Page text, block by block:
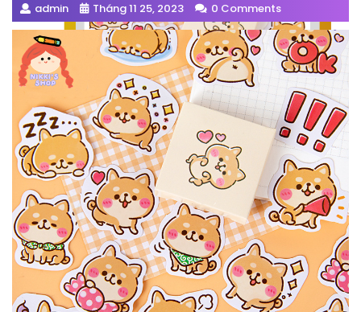
admin Tháng 11 25, 2023 0 Comments